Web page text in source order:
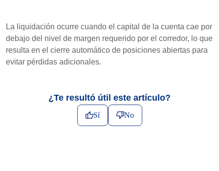
La liquidación ocurre cuando el capital de la cuenta cae por
debajo del nivel de margen requerido por el corredor, lo que
resulta en el cierre automático de posiciones abiertas para
evitar pérdidas adicionales.
¿Te resultó útil este artículo?
Sí No